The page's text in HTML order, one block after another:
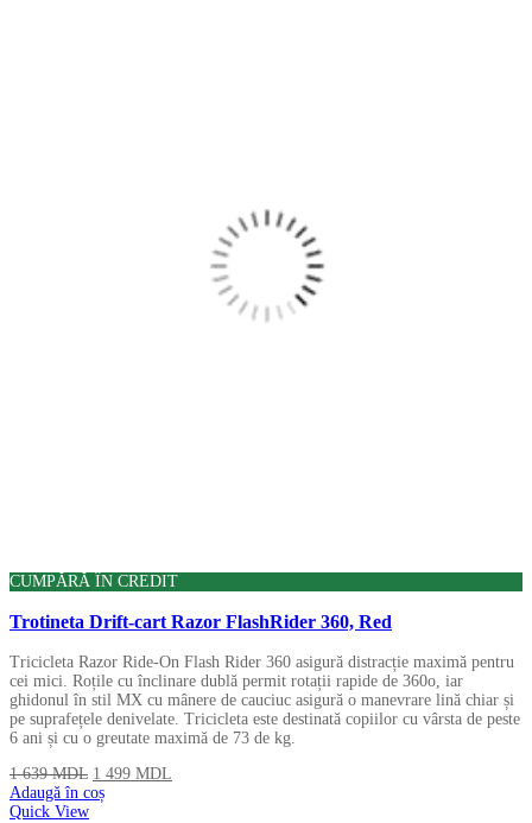
CUMPĂRĂ ÎN CREDIT
Trotineta Drift-cart Razor FlashRider 360, Red
Tricicleta Razor Ride-On Flash Rider 360 asigură distracție maximă pentru
cei mici. Roțile cu înclinare dublă permit rotații rapide de 360o, iar
ghidonul în stil MX cu mânere de cauciuc asigură o manevrare lină chiar și
pe suprafețele denivelate. Tricicleta este destinată copiilor cu vârsta de peste
6 ani și cu o greutate maximă de 73 de kg.
1 639MDL 1 499 MDL
Adaugă în coș
Quick View